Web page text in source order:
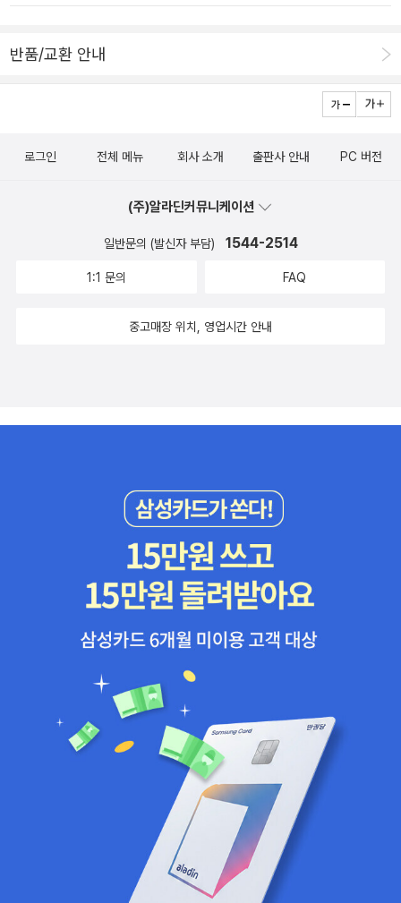
박사
'28 차원이란 무엇인가?', '26 지구 온난화', '4 천문학계가 주목하는
양자론' 등 eBook이 남아 있는 것이 없지 않다. 개정판도 꾸준히 나
오고 있는 편이다. 최근에는 중고등학교 수학, 과학 시리즈가 나왔
반품/교환 안내
로그인 전체 메뉴 회사 소개 출판사 안내 PC 버전
(주)알라딘커뮤니케이션
일반문의 (발신자 부담) 1544-2514
1:1 문의 FAQ
중고매장 위치, 영업시간 안내